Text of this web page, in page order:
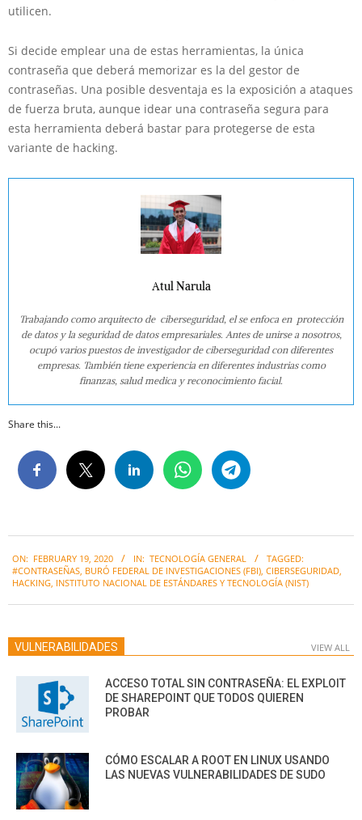
utilicen.
Si decide emplear una de estas herramientas, la única
contraseña que deberá memorizar es la del gestor de
contraseñas. Una posible desventaja es la exposición a ataques
de fuerza bruta, aunque idear una contraseña segura para
esta herramienta deberá bastar para protegerse de esta
variante de hacking.
Atul Narula
Trabajando como arquitecto de ciberseguridad, el se enfoca en protección
de datos y la seguridad de datos empresariales. Antes de unirse a nosotros,
ocupó varios puestos de investigador de ciberseguridad con diferentes
empresas. También tiene experiencia en diferentes industrias como
finanzas, salud medica y reconocimiento facial.
Share this...
02-
19
ON: FEBRUARY 19, 2020 IN: TECNOLOGÍA GENERAL
TAGGED:
#CONTRASEÑAS BURÓ FEDERAL DE INVESTIGACIONES (FBI) CIBERSEGURIDAD
HACKING INSTITUTO NACIONAL DE ESTÁNDARES Y TECNOLOGÍA (NIST)
VULNERABILIDADES VIEW ALL
ACCESO TOTAL SIN CONTRASEÑA: EL EXPLOIT
DE SHAREPOINT QUE TODOS QUIEREN
PROBAR
CÓMO ESCALAR A ROOT EN LINUX USANDO
LAS NUEVAS VULNERABILIDADES DE SUDO